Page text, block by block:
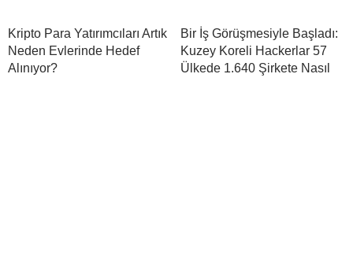
Kripto Para Yatırımcıları Artık
Neden Evlerinde Hedef
Alınıyor?
Bir İş Görüşmesiyle Başladı:
Kuzey Koreli Hackerlar 57
Ülkede 1.640 Şirkete Nasıl